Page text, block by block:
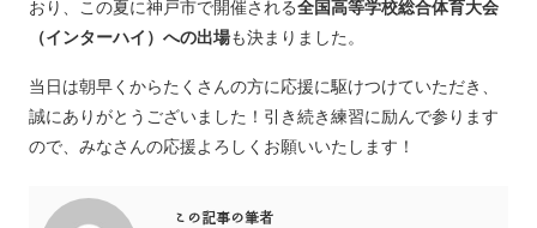
おり、この夏に神戸市で開催される全国高等学校総合体育大会
（インターハイ）への出場も決まりました。
当日は朝早くからたくさんの方に応援に駆けつけていただき、
誠にありがとうございました！引き続き練習に励んで参ります
ので、みなさんの応援よろしくお願いいたします！
この記事の筆者